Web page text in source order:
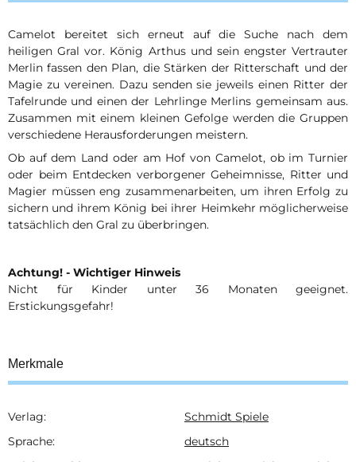
Camelot bereitet sich erneut auf die Suche nach dem
heiligen Gral vor. König Arthus und sein engster Vertrauter
Merlin fassen den Plan, die Stärken der Ritterschaft und der
Magie zu vereinen. Dazu senden sie jeweils einen Ritter der
Tafelrunde und einen der Lehrlinge Merlins gemeinsam aus.
Zusammen mit einem kleinen Gefolge werden die Gruppen
verschiedene Herausforderungen meistern.
Ob auf dem Land oder am Hof von Camelot, ob im Turnier
oder beim Entdecken verborgener Geheimnisse, Ritter und
Magier müssen eng zusammenarbeiten, um ihren Erfolg zu
sichern und ihrem König bei ihrer Heimkehr möglicherweise
tatsächlich den Gral zu überbringen.
Achtung! - Wichtiger Hinweis
Nicht für Kinder unter 36 Monaten geeignet.
Erstickungsgefahr!
Merkmale
Produkteigenschaft
Wert
Verlag:
Schmidt Spiele
Sprache:
deutsch